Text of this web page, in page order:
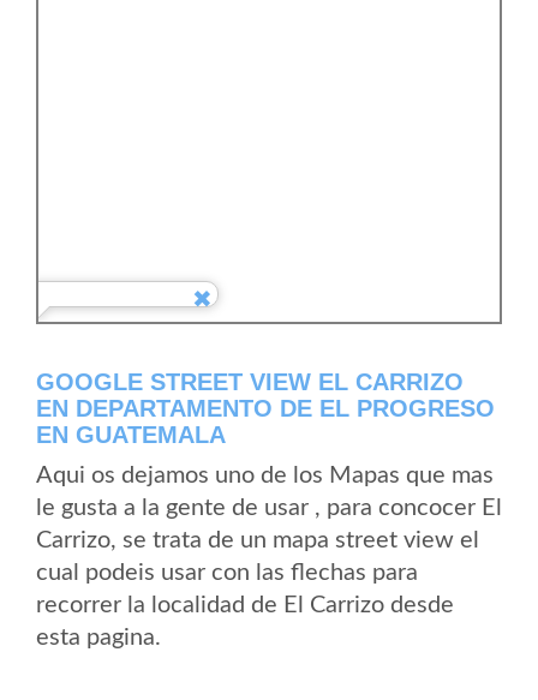
GOOGLE STREET VIEW EL CARRIZO
EN DEPARTAMENTO DE EL PROGRESO
EN GUATEMALA
Aqui os dejamos uno de los Mapas que mas
le gusta a la gente de usar , para concocer El
Carrizo, se trata de un mapa street view el
cual podeis usar con las flechas para
recorrer la localidad de El Carrizo desde
esta pagina.